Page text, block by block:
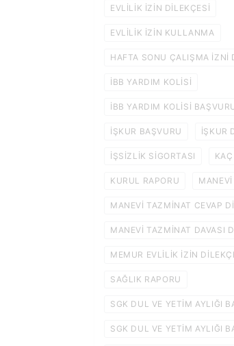
EVLILIK IZIN DILEKÇESI
EVLILIK IZIN KULLANMA
HAFTA SONU ÇALIŞMA IZNI
IBB YARDIM KOLISI
IBB YARDIM KOLISI
IŞKUR BAŞVURU IŞKUR
IŞSIZLIK SIGORTASI
KURUL RAPORU
MANEVI TAZMINAT CEVAP
MANEVI TAZMINAT DAVASI
MEMUR EVLILIK IZIN
SAĞLIK RAPORU
SGK DUL VE YETIM AYLIĞI
SGK DUL VE YETIM AYLIĞI